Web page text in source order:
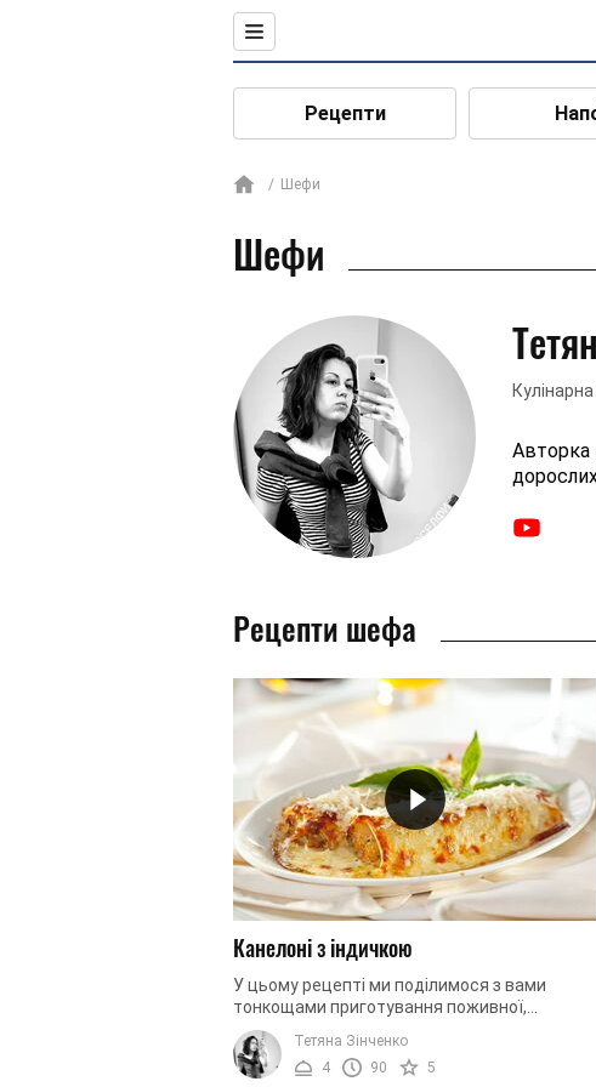
Рецепти
Шефи
Шефи
Авторка
Рецепти шефа
Канелоні з індичкою
У цьому рецепті ми поділимося з вами
тонкощами приготування поживної,
ароматної страви – каннеллоні з індичим
фаршем під ніжним соусом, приготованими
...
Тетяна Зінченко
4
90 5